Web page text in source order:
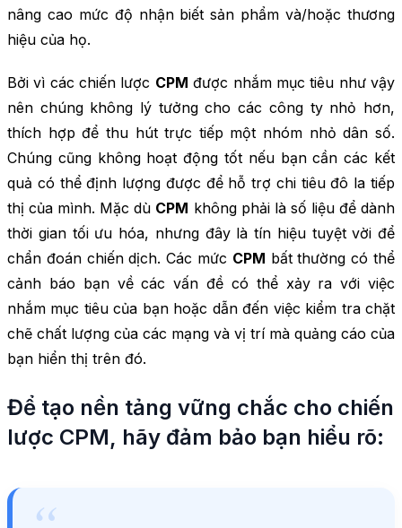
nâng cao mức độ nhận biết sản phẩm và/hoặc thương
hiệu của họ.
Bởi vì các chiến lược CPM được nhắm mục tiêu như vậy
nên chúng không lý tưởng cho các công ty nhỏ hơn,
thích hợp để thu hút trực tiếp một nhóm nhỏ dân số.
Chúng cũng không hoạt động tốt nếu bạn cần các kết
quả có thể định lượng được để hỗ trợ chi tiêu đô la tiếp
thị của mình. Mặc dù CPM không phải là số liệu để dành
thời gian tối ưu hóa, nhưng đây là tín hiệu tuyệt vời để
chẩn đoán chiến dịch. Các mức CPM bất thường có thể
cảnh báo bạn về các vấn đề có thể xảy ra với việc
nhắm mục tiêu của bạn hoặc dẫn đến việc kiểm tra chặt
chẽ chất lượng của các mạng và vị trí mà quảng cáo của
bạn hiển thị trên đó.
Để tạo nền tảng vững chắc cho chiến
lược CPM, hãy đảm bảo bạn hiểu rõ: